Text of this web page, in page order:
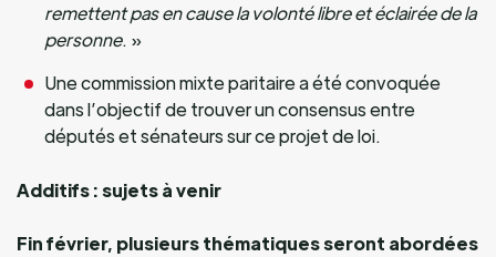
remettent pas en cause la volonté libre et éclairée de la
personne. »
Une commission mixte paritaire a été convoquée
dans l’objectif de trouver un consensus entre
députés et sénateurs sur ce projet de loi.
Additifs : sujets à venir
Fin février, plusieurs thématiques seront abordées